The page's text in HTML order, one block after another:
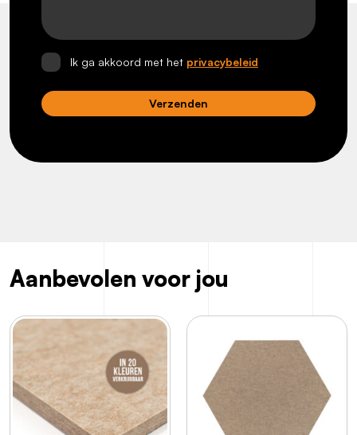
Ik ga akkoord met het privacybeleid
Aanbevolen voor jou